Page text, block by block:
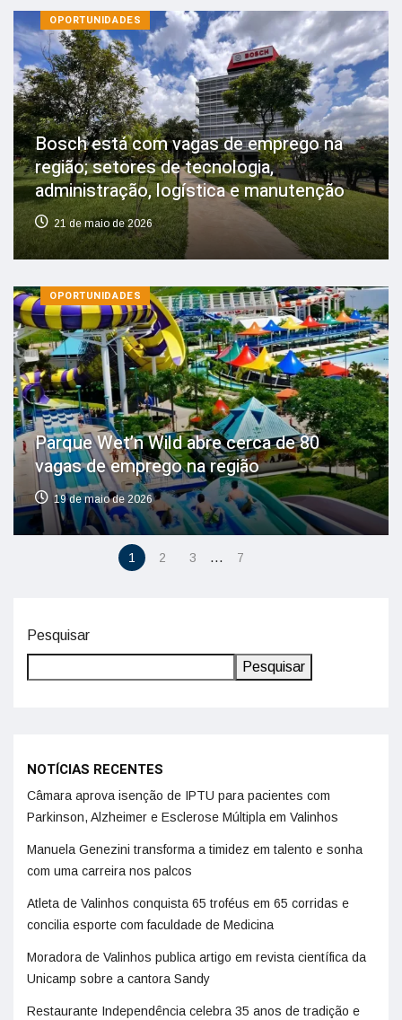
OPORTUNIDADES
Bosch está com vagas de emprego na
região; setores de tecnologia,
administração, logística e manutenção
21 de maio de 2026
OPORTUNIDADES
Parque Wet’n Wild abre cerca de 80
vagas de emprego na região
19 de maio de 2026
1 2 3 … 7
Pesquisar
Pesquisar
NOTÍCIAS RECENTES
Câmara aprova isenção de IPTU para pacientes com
Parkinson, Alzheimer e Esclerose Múltipla em Valinhos
Manuela Genezini transforma a timidez em talento e sonha
com uma carreira nos palcos
Atleta de Valinhos conquista 65 troféus em 65 corridas e
concilia esporte com faculdade de Medicina
Moradora de Valinhos publica artigo em revista científica da
Unicamp sobre a cantora Sandy
Restaurante Independência celebra 35 anos de tradição e